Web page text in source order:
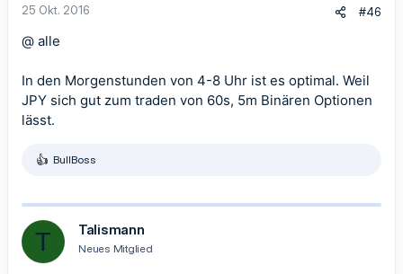
25 Okt. 2016 #46
@ alle
In den Morgenstunden von 4-8 Uhr ist es optimal. Weil
JPY sich gut zum traden von 60s, 5m Binären Optionen
lässt.
R
k
t
i
n
BullBoss
T Talismann
Neues Mitglied